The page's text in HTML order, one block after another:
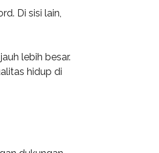
Di sisi lain,
lebih besar.
hidup di